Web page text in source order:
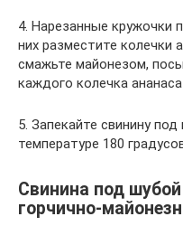
4. Нарезанные кружочки
них разместите колечки
смажьте майонезом,
каждого колечка
5. Запекайте свинину
температуре 180
Свинина под
горчично-